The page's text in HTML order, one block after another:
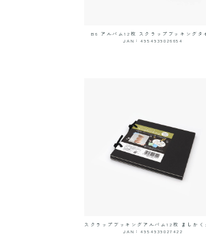
B6 アルバム12枚 スクラップブッキングタ
JAN：4954939026654
スクラップブッキングアルバム12枚 ましかく
JAN：4954939027422